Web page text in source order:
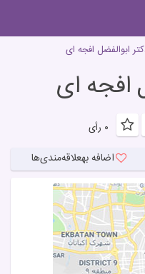
ابوالفضل افجه ای
افجه ای
۰ رأی
اضافه بهعلاقه‌مندی‌ها